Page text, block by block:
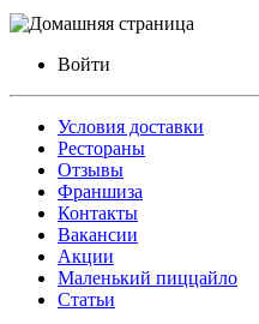
Войти
Условия доставки
Рестораны
Отзывы
Франшиза
Контакты
Вакансии
Акции
Маленький пиццайло
Статьи